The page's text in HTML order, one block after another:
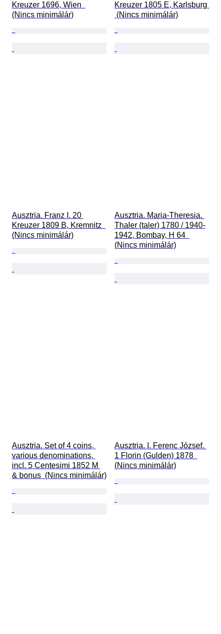
Kreuzer 1696, Wien
(Nincs minimálár)
Kreuzer 1805 E, Karlsburg
(Nincs minimálár)
Ausztria. Franz I. 20
Kreuzer 1809 B, Kremnitz
(Nincs minimálár)
Ausztria. Maria-Theresia.
Thaler (taler) 1780 / 1940-
1942, Bombay, H 64
(Nincs minimálár)
Ausztria. Set of 4 coins,
various denominations,
incl. 5 Centesimi 1852 M
& bonus  (Nincs minimálár)
Ausztria. I. Ferenc József.
1 Florin (Gulden) 1878
(Nincs minimálár)